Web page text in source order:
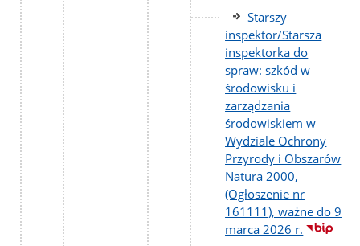
Starszy
inspektor/Starsza
inspektorka do
spraw: szkód w
środowisku i
zarządzania
środowiskiem w
Wydziale Ochrony
Przyrody i Obszarów
Natura 2000,
(Ogłoszenie nr
161111), ważne do 9
marca 2026 r.